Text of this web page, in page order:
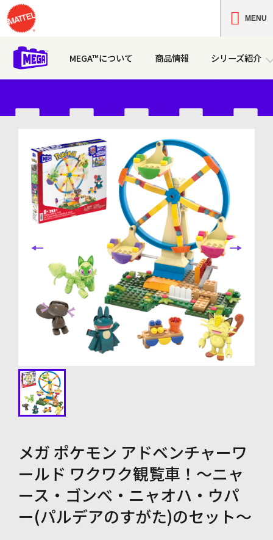
MENU
LOADING
MEGA™について 商品情報 シリーズ紹介
1才からのメガブロック
ポケモン
グリーンタウン
メガ ポケモン アドベンチャーワ
ールド ワクワク観覧車！～ニャ
ース・ゴンべ・ニャオハ・ウパ
ー(パルデアのすがた)のセット～